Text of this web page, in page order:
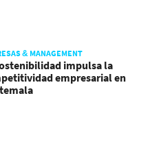
& MANAGEMENT
impulsa la
empresarial en